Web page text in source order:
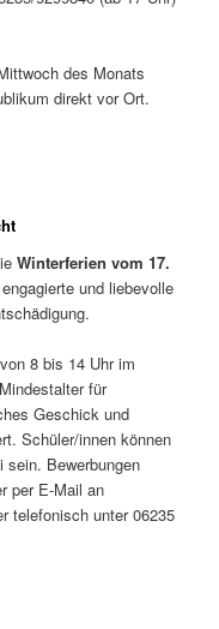
des Monats
direkt vor Ort.
Winterferien vom 17.
und liebevolle
8 bis 14 Uhr im
für
Geschick und
Schüler/innen können
sein. Bewerbungen
per E-Mail an
telefonisch unter 06235